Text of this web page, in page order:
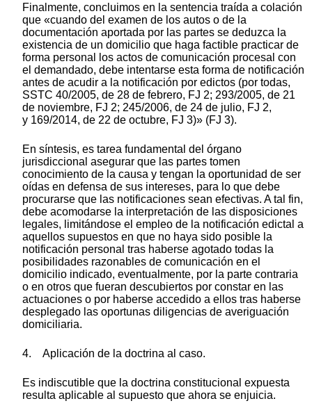
Finalmente, concluimos en la sentencia traída a colación
que «cuando del examen de los autos o de la
documentación aportada por las partes se deduzca la
existencia de un domicilio que haga factible practicar de
forma personal los actos de comunicación procesal con
el demandado, debe intentarse esta forma de notificación
antes de acudir a la notificación por edictos (por todas,
SSTC 40/2005, de 28 de febrero, FJ 2; 293/2005, de 21
de noviembre, FJ 2; 245/2006, de 24 de julio, FJ 2,
y 169/2014, de 22 de octubre, FJ 3)» (FJ 3).
En síntesis, es tarea fundamental del órgano
jurisdiccional asegurar que las partes tomen
conocimiento de la causa y tengan la oportunidad de ser
oídas en defensa de sus intereses, para lo que debe
procurarse que las notificaciones sean efectivas. A tal fin,
debe acomodarse la interpretación de las disposiciones
legales, limitándose el empleo de la notificación edictal a
aquellos supuestos en que no haya sido posible la
notificación personal tras haberse agotado todas la
posibilidades razonables de comunicación en el
domicilio indicado, eventualmente, por la parte contraria
o en otros que fueran descubiertos por constar en las
actuaciones o por haberse accedido a ellos tras haberse
desplegado las oportunas diligencias de averiguación
domiciliaria.
4. Aplicación de la doctrina al caso.
Es indiscutible que la doctrina constitucional expuesta
resulta aplicable al supuesto que ahora se enjuicia.